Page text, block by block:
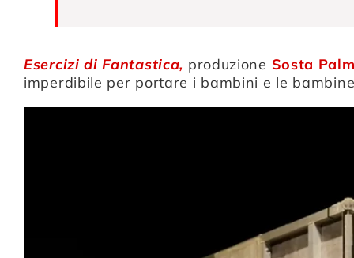
Esercizi di Fantastica, produzione Sosta
imperdibile per portare i bambini e le